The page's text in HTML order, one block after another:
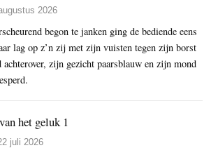
2026
begon te janken ging de bediende eens
lag op z’n zij met zijn vuisten tegen zijn borst
zijn gezicht paarsblauw en zijn mond
het geluk 1
juli 2026